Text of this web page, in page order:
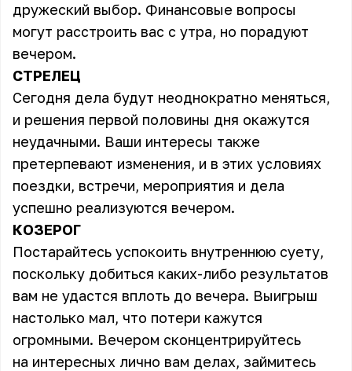
дружеский выбор. Финансовые вопросы
могут расстроить вас с утра, но порадуют
вечером.
СТРЕЛЕЦ
Сегодня дела будут неоднократно меняться,
и решения первой половины дня окажутся
неудачными. Ваши интересы также
претерпевают изменения, и в этих условиях
поездки, встречи, мероприятия и дела
успешно реализуются вечером.
КОЗЕРОГ
Постарайтесь успокоить внутреннюю суету,
поскольку добиться каких-либо результатов
вам не удастся вплоть до вечера. Выигрыш
настолько мал, что потери кажутся
огромными. Вечером сконцентрируйтесь
на интересных лично вам делах, займитесь